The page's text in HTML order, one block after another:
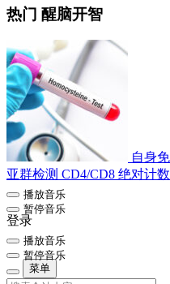
热门 醒脑开智
自身
亚群检测 CD4/CD8 绝对计
播放音乐
暂停音乐
登录
播放音乐
暂停音乐
菜单